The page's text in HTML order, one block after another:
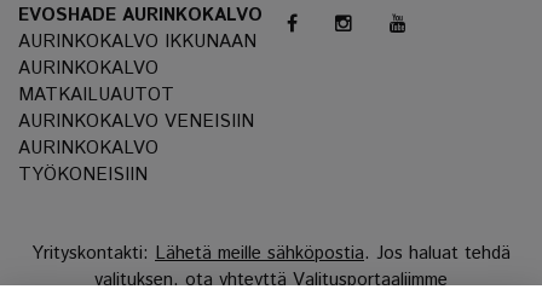
EVOSHADE AURINKOKALVO
AURINKOKALVO IKKUNAAN
AURINKOKALVO
MATKAILUAUTOT
AURINKOKALVO VENEISIIN
AURINKOKALVO
TYÖKONEISIIN
Yrityskontakti: Lähetä meille sähköpostia. Jos haluat tehdä
valituksen, ota yhteyttäValitusportaaliimme